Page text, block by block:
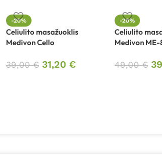
-20%
Celiulito masažuoklis
Medivon Cello
39,00€ 31,20 €
-20%
Celiulito
Medivon
49,00€